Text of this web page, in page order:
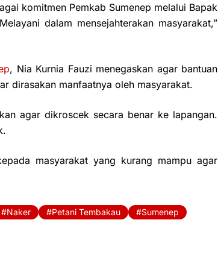
komitmen Pemkab Sumenep melalui Bapak
dalam mensejahterakan masyarakat,”
, Nia Kurnia Fauzi menegaskan agar bantuan
dirasakan manfaatnya oleh masyarakat.
agar dikroscek secara benar ke lapangan.
masyarakat yang kurang mampu agar
Naker Petani Tembakau Sumenep